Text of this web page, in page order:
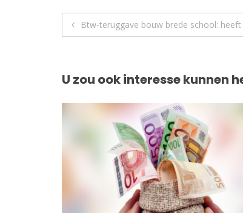
Berichtnavigatie
Btw-teruggave bouw brede school:
U zou ook interesse kunnen